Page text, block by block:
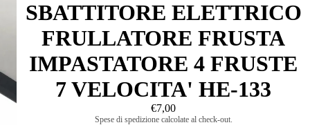
SBATTITORE ELETTRICO
FRULLATORE FRUSTA
IMPASTATORE 4 FRUSTE
7 VELOCITA' HE-133
€7,00
Spese di spedizione calcolate al check-out.